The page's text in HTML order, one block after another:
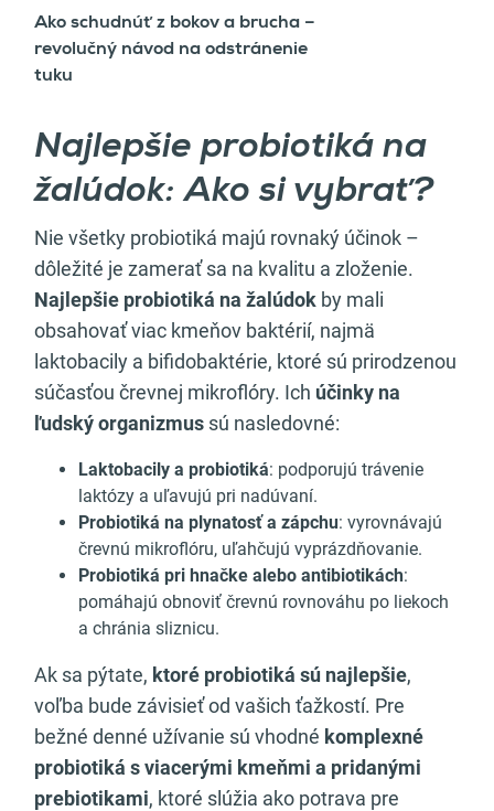
Ako schudnúť z bokov a brucha –
revolučný návod na odstránenie
tuku
Najlepšie probiotiká na
žalúdok: Ako si vybrať?
Nie všetky probiotiká majú rovnaký účinok –
dôležité je zamerať sa na kvalitu a zloženie.
Najlepšie probiotiká na žalúdok by mali
obsahovať viac kmeňov baktérií, najmä
laktobacily a bifidobaktérie, ktoré sú prirodzenou
súčasťou črevnej mikroflóry. Ich účinky na
ľudský organizmus sú nasledovné:
Laktobacily a probiotiká: podporujú trávenie
laktózy a uľavujú pri nadúvaní.
Probiotiká na plynatosť a zápchu: vyrovnávajú
črevnú mikroflóru, uľahčujú vyprázdňovanie.
Probiotiká pri hnačke alebo antibiotikách:
pomáhajú obnoviť črevnú rovnováhu po liekoch
a chránia sliznicu.
Ak sa pýtate, ktoré probiotiká sú najlepšie,
voľba bude závisieť od vašich ťažkostí. Pre
bežné denné užívanie sú vhodné komplexné
probiotiká s viacerými kmeňmi a pridanými
prebiotikami, ktoré slúžia ako potrava pre